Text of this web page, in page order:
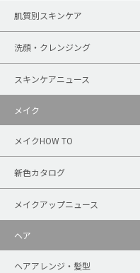
肌質別スキンケア
洗顔・クレンジング
スキンケアニュース
メイク
メイクHOW TO
新色カタログ
メイクアップニュース
ヘア
ヘアアレンジ・髪型